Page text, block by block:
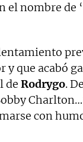
el nombre de
y que acabó
de Rodrygo.
con